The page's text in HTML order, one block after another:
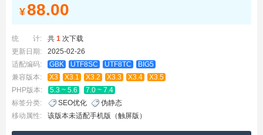
¥ 88.00
统 计: 共 1 次下载
更新日期:
2025-02-26
适配编码:
GBK UTF8SC UTF8TC
BIG5
兼容版本:
X3 X3.1 X3.2 X3.3 X3.4
X3.5
PHP版本:
5.3 ~ 5.6
7.0 ~ 7.4
标签分类:
SEO优化
伪静态
移动属性:
该版本未适配手机版（触屏版）